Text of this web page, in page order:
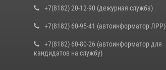
+7(8182) 20-12-90 (дежурная служба)
+7(8182) 60-95-41 (автоинформатор ЛРР)
+7(8182) 60-80-26 (автоинформатор для
кандидатов на службу)